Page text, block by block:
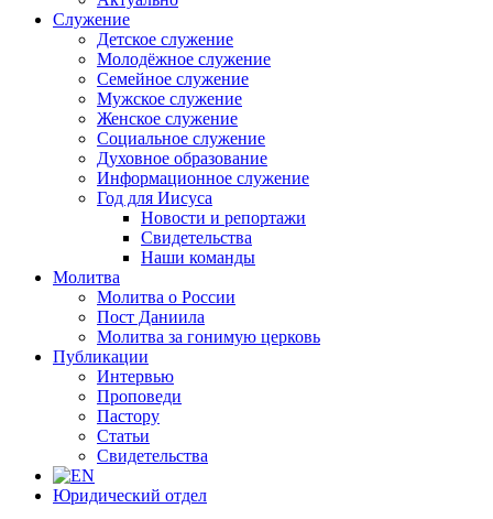
Служение
Детское служение
Молодёжное служение
Семейное служение
Мужское служение
Женское служение
Социальное служение
Духовное образование
Информационное служение
Год для Иисуса
Новости и репортажи
Свидетельства
Наши команды
Молитва
Молитва о России
Пост Даниила
Молитва за гонимую церковь
Публикации
Интервью
Проповеди
Пастору
Статьи
Свидетельства
Юридический отдел